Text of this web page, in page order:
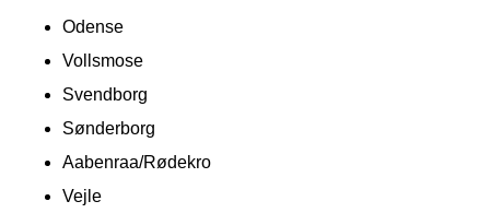
Odense
Vollsmose
Svendborg
Sønderborg
Aabenraa/Rødekro
Vejle